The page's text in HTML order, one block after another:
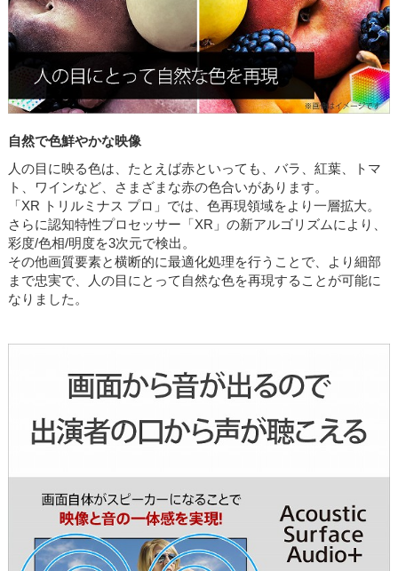
自然で色鮮やかな映像
人の目に映る色は、たとえば赤といっても、バラ、紅葉、トマ
ト、ワインなど、さまざまな赤の色合いがあります。
「XR トリルミナス プロ」では、色再現領域をより一層拡大。
さらに認知特性プロセッサー「XR」の新アルゴリズムにより、
彩度/色相/明度を3次元で検出。
その他画質要素と横断的に最適化処理を行うことで、より細部
まで忠実で、人の目にとって自然な色を再現することが可能に
なりました。